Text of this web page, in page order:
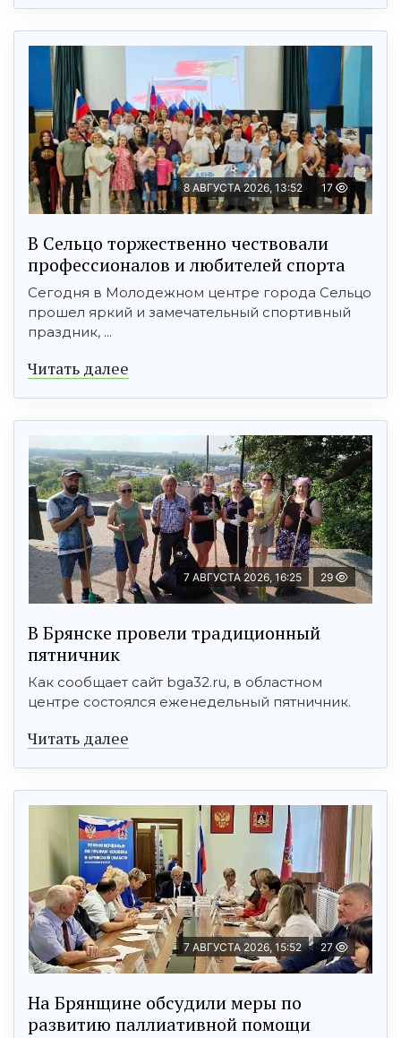
8 АВГУСТА 2026, 13:52 17
В Сельцо торжественно чествовали
профессионалов и любителей спорта
Сегодня в Молодежном центре города Сельцо
прошел яркий и замечательный спортивный
праздник, ...
Читать далее
7 АВГУСТА 2026, 16:25 29
В Брянске провели традиционный
пятничник
Как сообщает сайт bga32.ru, в областном
центре состоялся еженедельный пятничник.
Читать далее
7 АВГУСТА 2026, 15:52 27
На Брянщине обсудили меры по
развитию паллиативной помощи